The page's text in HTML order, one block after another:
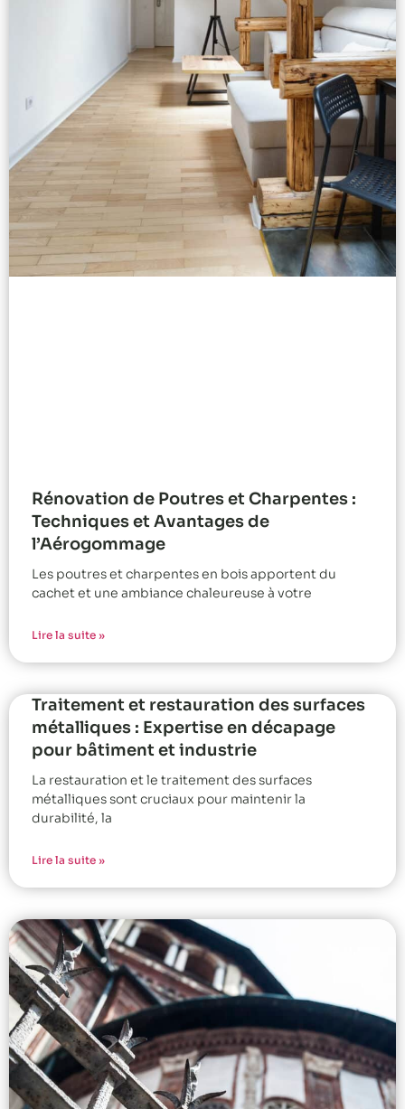
Rénovation de Poutres et Charpentes :
Techniques et Avantages de
l’Aérogommage
Les poutres et charpentes en bois apportent du
cachet et une ambiance chaleureuse à votre
Lire la suite »
Traitement et restauration des surfaces
métalliques : Expertise en décapage
pour bâtiment et industrie
La restauration et le traitement des surfaces
métalliques sont cruciaux pour maintenir la
durabilité, la
Lire la suite »